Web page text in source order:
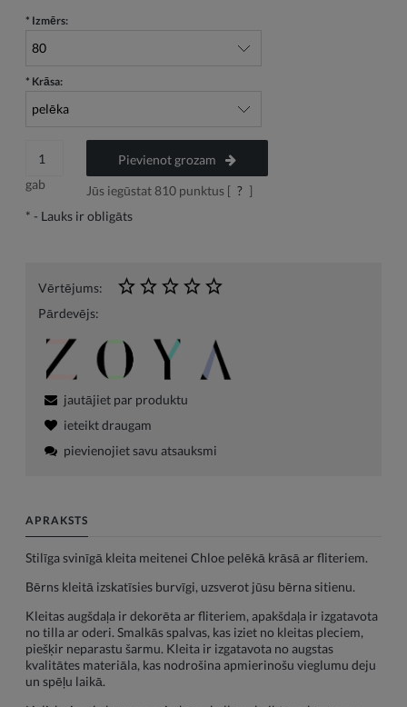
* Izmērs:
* Krāsa:
gab
Pievienot grozam
Jūs iegūstat 810punktus [ ? ]
* - Lauks ir obligāts
Vērtējums:
Pārdevējs:
jautājiet par produktu
ieteikt draugam
pievienojiet savu atsauksmi
APRAKSTS
Stilīga svinīgā kleita meitenei Chloe pelēkā krāsā ar fliteriem.
Bērns kleitā izskatīsies burvīgi, uzsverot jūsu bērna sitienu.
Kleitas augšdaļa ir dekorēta ar fliteriem, apakšdaļa ir izgatavota
no tilla ar oderi. Smalkās spalvas, kas iziet no kleitas pleciem,
piešķir neparastu šarmu. Kleita ir izgatavota no augstas
kvalitātes materiāla, kas nodrošina apmierinošu vieglumu deju
un spēļu laikā.